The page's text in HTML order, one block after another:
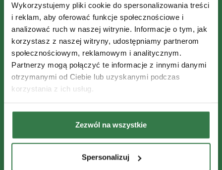
Wykorzystujemy pliki cookie do spersonalizowania treści
i reklam, aby oferować funkcje społecznościowe i
analizować ruch w naszej witrynie. Informacje o tym, jak
korzystasz z naszej witryny, udostępniamy partnerom
społecznościowym, reklamowym i analitycznym.
Partnerzy mogą połączyć te informacje z innymi danymi
otrzymanymi od Ciebie lub uzyskanymi podczas
korzystania z ich usług.
Zezwól na wszystkie
Spersonalizuj
o.o. z siedzibą w Chełmnie, ul.
Magazynowa 2, 86-200 Chełmno. Dane
będą przetwarzane w celu wysyłki
newslettera. Masz prawo do dostępu,
poprawienia lub usunięcia swoich
danych. Szczegóły w Polityce
Prywatności.